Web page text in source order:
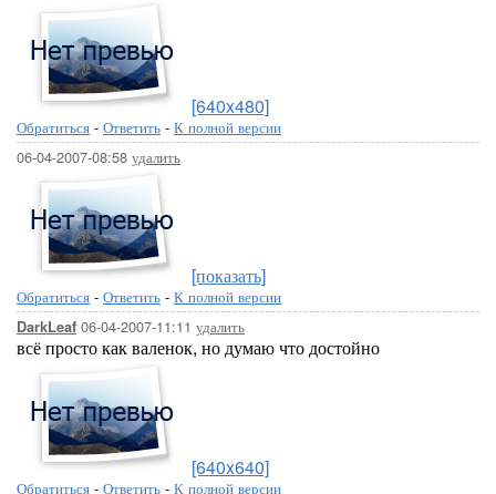
[640x480]
Обратиться - Ответить - К полной версии
06-04-2007-08:58 удалить
[показать]
Обратиться - Ответить - К полной версии
DarkLeaf 06-04-2007-11:11 удалить
всё просто как валенок, но думаю что достойно
[640x640]
Обратиться - Ответить - К полной версии